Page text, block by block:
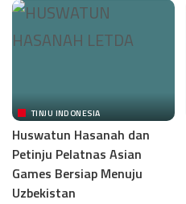
TINJU INDONESIA
Huswatun Hasanah dan
Petinju Pelatnas Asian
Games Bersiap Menuju
Uzbekistan